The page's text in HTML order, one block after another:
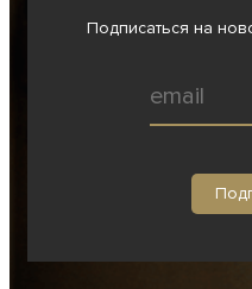
Подписаться на